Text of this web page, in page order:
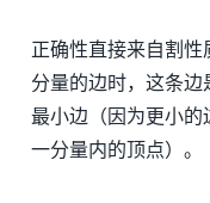
正确性直接来自割性
分量的边时，这条
最小边（因为更小的
一分量内的顶点）。